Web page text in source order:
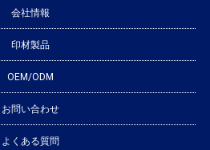
会社情報
印材製品
OEM/ODM
お問い合わせ
よくある質問